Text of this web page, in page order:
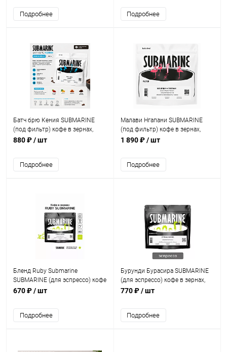
Подробнее Подробнее
Батч брю Кения SUBMARINE
(под фильтр) кофе в зернах,
упак. 200 г.
880 ₽/ шт
Подробнее
Малави Нгапани SUBMARINE
(под фильтр) кофе в зернах,
упак. 500 г.
1 890 ₽/ шт
Подробнее
Бленд Ruby Submarine
SUBMARINE (для эспрессо) кофе
в зернах, упак. 200 г.
670 ₽/ шт
Подробнее
Бурунди Бурасира SUBMARINE
(для эспрессо) кофе в зернах,
упак. 200 г.
770 ₽/ шт
Подробнее